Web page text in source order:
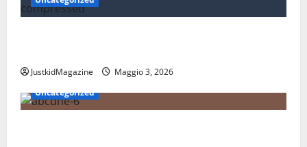
JustkidMagazine
Maggio 3, 2026
Uncategorized